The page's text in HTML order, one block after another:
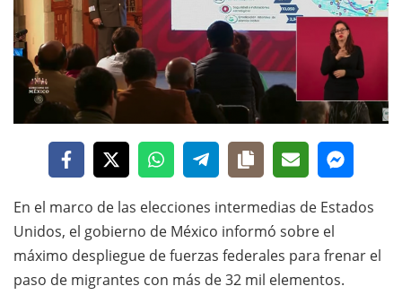
En el marco de las elecciones intermedias de Estados
Unidos, el gobierno de México informó sobre el
máximo despliegue de fuerzas federales para frenar el
paso de migrantes con más de 32 mil elementos.